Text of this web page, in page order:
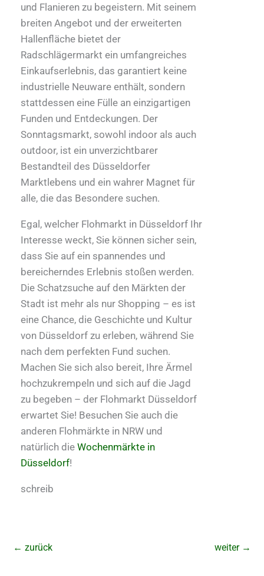
und Flanieren zu begeistern. Mit seinem
breiten Angebot und der erweiterten
Hallenfläche bietet der
Radschlägermarkt ein umfangreiches
Einkaufserlebnis, das garantiert keine
industrielle Neuware enthält, sondern
stattdessen eine Fülle an einzigartigen
Funden und Entdeckungen. Der
Sonntagsmarkt, sowohl indoor als auch
outdoor, ist ein unverzichtbarer
Bestandteil des Düsseldorfer
Marktlebens und ein wahrer Magnet für
alle, die das Besondere suchen.
Egal, welcher Flohmarkt in Düsseldorf Ihr
Interesse weckt, Sie können sicher sein,
dass Sie auf ein spannendes und
bereicherndes Erlebnis stoßen werden.
Die Schatzsuche auf den Märkten der
Stadt ist mehr als nur Shopping – es ist
eine Chance, die Geschichte und Kultur
von Düsseldorf zu erleben, während Sie
nach dem perfekten Fund suchen.
Machen Sie sich also bereit, Ihre Ärmel
hochzukrempeln und sich auf die Jagd
zu begeben – der Flohmarkt Düsseldorf
erwartet Sie! Besuchen Sie auch die
anderen Flohmärkte in NRW und
natürlich die Wochenmärkte in
Düsseldorf!
schreib
← zurück weiter →